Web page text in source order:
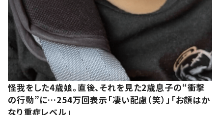
怪我をした4歳娘。直後、それを見た2歳息子の“衝撃
の行動”に…254万回表示「凄い配慮（笑）」「お顔はか
なり重症レベル」